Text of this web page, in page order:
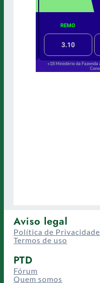
Aviso legal
Política de Privacidade
Termos de uso
PTD
Fórum
Quem somos